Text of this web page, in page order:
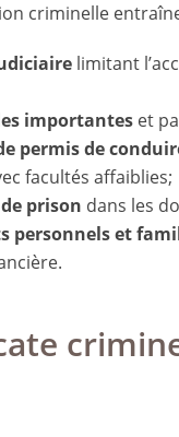
criminelle
limitant
importanteset
permis de
facultés affaiblies;
prison dans les
personnels et